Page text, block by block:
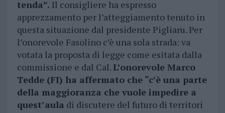
tenda”. Il consigliere ha espresso
apprezzamento per l’atteggiamento tenuto in
questa situazione dal presidente Pigliaru. Per
l’onorevole Fasolino c’è una sola strada: va
votata la proposta di legge come esitata dalla
commissione e dal Cal.L’onorevole Marco
Tedde (FI) ha affermato che “c’è una parte
della maggioranza che vuole impedire a
quest’aula di discutere del futuro di territori